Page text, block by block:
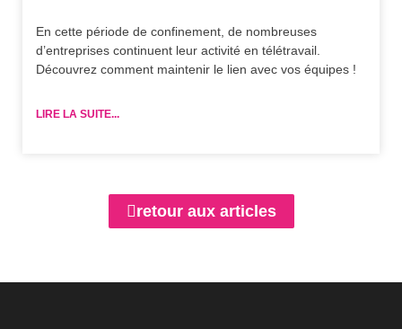
En cette période de confinement, de nombreuses
d’entreprises continuent leur activité en télétravail.
Découvrez comment maintenir le lien avec vos équipes !
LIRE LA SUITE...
retour aux articles